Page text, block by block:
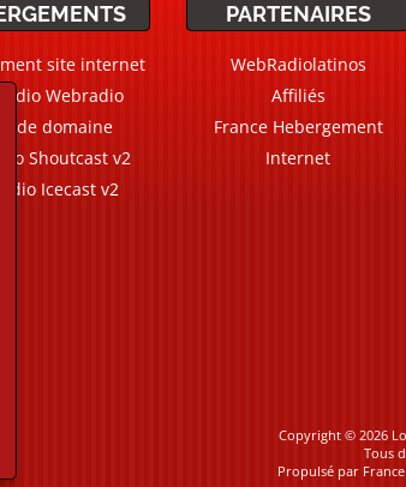
site internet
Radio Webradio
de domaine
Shoutcast v2
Icecast v2
PARTENAIRES
WebRadiolatinos
Affiliés
France Hebergement
Internet
Copyright © 2026
Tous
Propulsé par